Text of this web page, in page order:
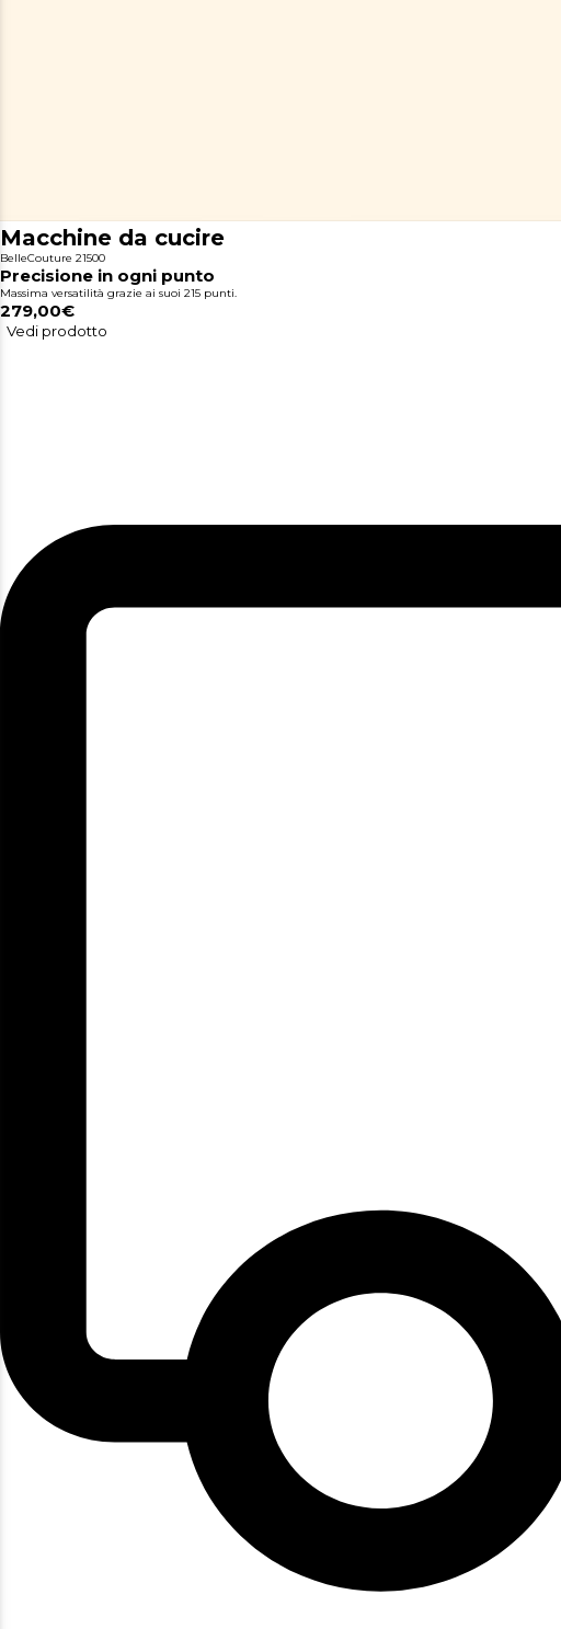
Macchine da cucire
BelleCouture 21500
Precisione in ogni punto
Massima versatilità grazie ai suoi 215 punti.
279,00€
Vedi prodotto